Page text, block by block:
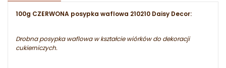
100g CZERWONA posypka waflowa 210210 Daisy Decor:
Drobna posypka waflowa w kształcie wiórków do dekoracji
cukierniczych.